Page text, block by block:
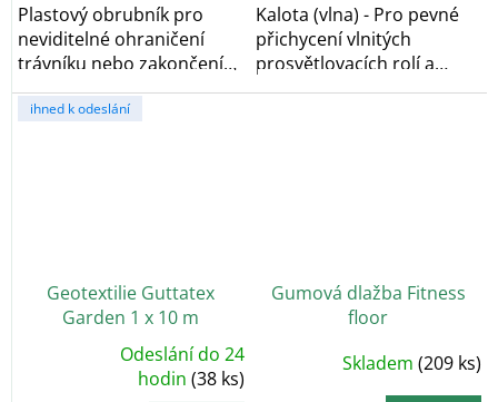
Plastový obrubník pro
neviditelné ohraničení
trávníku nebo zakončení
zatravňovacích...
Kalota (vlna) - Pro pevné
přichycení vlnitých
prosvětlovacích rolí a
desek (horské...
ihned k odeslání
Geotextilie Guttatex
Garden 1 x 10 m
Odeslání do 24
hodin (38 ks)
Gumová dlažba Fitness
floor
Skladem (209 ks)